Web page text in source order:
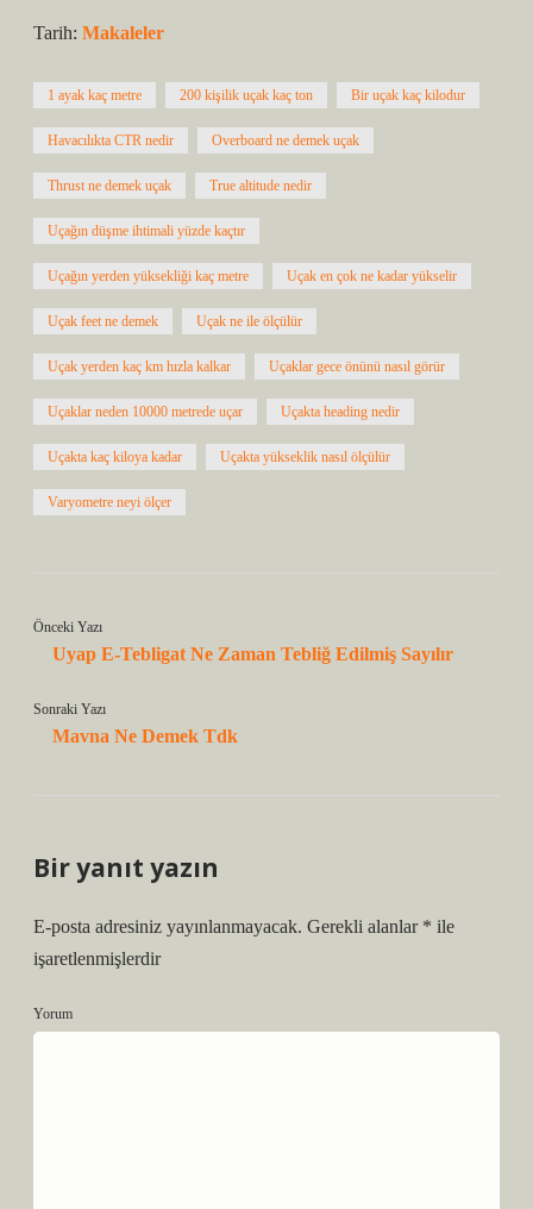
Tarih: Makaleler
1 ayak kaç metre 200 kişilik uçak kaç ton Bir uçak kaç kilodur
Havacılıkta CTR nedir Overboard ne demek uçak
Thrust ne demek uçak True altitude nedir
Uçağın düşme ihtimali yüzde kaçtır
Uçağın yerden yüksekliği kaç metre Uçak en çok ne kadar yükselir
Uçak feet ne demek Uçak ne ile ölçülür
Uçak yerden kaç km hızla kalkar Uçaklar gece önünü nasıl görür
Uçaklar neden 10000 metrede uçar Uçakta heading nedir
Uçakta kaç kiloya kadar Uçakta yükseklik nasıl ölçülür
Varyometre neyi ölçer
Önceki Yazı
Uyap E-Tebligat Ne Zaman Tebliğ Edilmiş Sayılır
Sonraki Yazı
Mavna Ne Demek Tdk
Bir yanıt yazın
E-posta adresiniz yayınlanmayacak. Gerekli alanlar * ile
işaretlenmişlerdir
Yorum